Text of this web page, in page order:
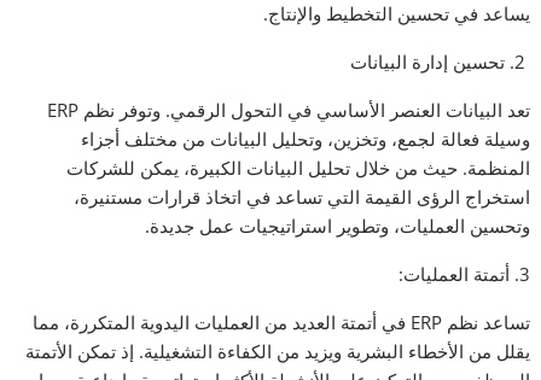
يساعد في تحسين التخطيط والإنتاج.
تعد البيانات العنصر الأساسي في التحول الرقمي. وتوفر نظم ERP
وسيلة فعالة لجمع، وتخزين، وتحليل البيانات من مختلف أجزاء
المنظمة. حيث من خلال تحليل البيانات الكبيرة، يمكن للشركات
استخراج الرؤى القيمة التي تساعد في اتخاذ قرارات مستنيرة،
وتحسين العمليات، وتطوير استراتيجيات عمل جديدة.
3. أتمتة العمليات:
تساعد نظم ERP في أتمتة العديد من العمليات اليدوية المتكررة، مما
يقلل من الأخطاء البشرية ويزيد من الكفاءة التشغيلية. إذ تمكن الأتمتة